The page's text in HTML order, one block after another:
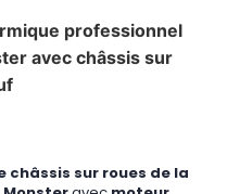
professionnel
avec châssis sur
sur roues de la